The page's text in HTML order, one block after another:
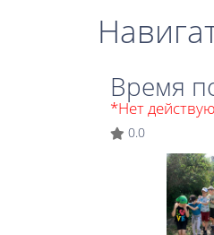
Время
*Нет
0.0